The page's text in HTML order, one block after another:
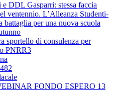
DDL Gasparri: stessa faccia
ventennio. L’Alleanza Studenti-
per una nuova scuola
sportello di consulenza per
PNRR3
FONDO ESPERO 13